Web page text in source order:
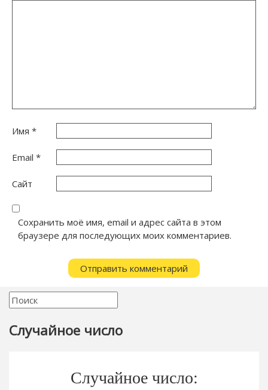
Имя *
Email *
Сайт
Сохранить моё имя, email и адрес сайта в этом
браузере для последующих моих комментариев.
Случайное число
Случайное число: